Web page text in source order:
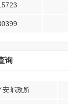
询
安邮政所